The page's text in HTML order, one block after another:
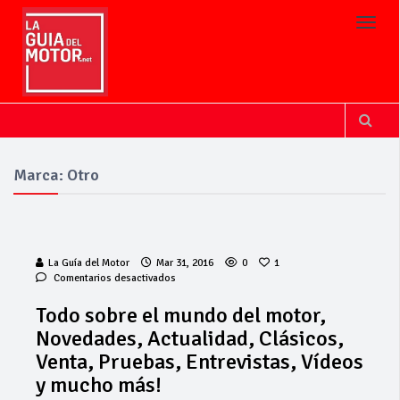
Marca: Otro
La Guía del Motor Mar 31, 2016 0
1
Comentarios desactivados
el
mundo
del
motor,
Todo sobre el mundo del motor,
Novedades, Actualidad, Clásicos,
Venta, Pruebas, Entrevistas, Vídeos
y mucho más!
Cárnicas El
Alcazar,
patrocinador de